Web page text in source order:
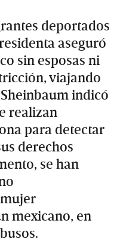
deportados
aseguró
sin esposas ni
viajando
indicó
realizan
para detectar
derechos
se han
mexicano, en